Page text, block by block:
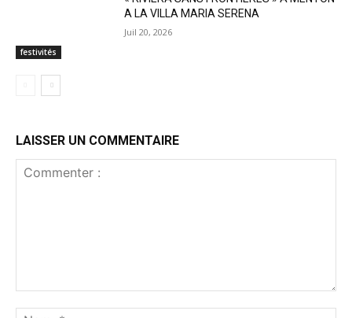
festivités
A LA VILLA MARIA SERENA
Juil 20, 2026
LAISSER UN COMMENTAIRE